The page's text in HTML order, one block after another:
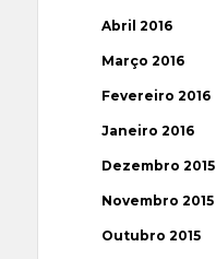
Abril 2016
Março 2016
Fevereiro 2016
Janeiro 2016
Dezembro 2015
Novembro 2015
Outubro 2015